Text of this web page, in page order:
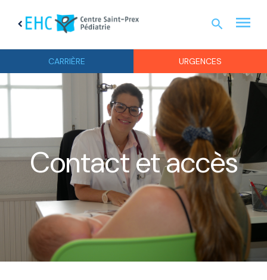
chevron_left
CARRIÈRE URGENCES
search menu
Contact et accès